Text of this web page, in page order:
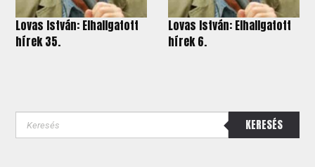
Lovas István: Elhallgatott
hírek 35.
Lovas István: Elhallgatott
hírek 6.
KERESÉS